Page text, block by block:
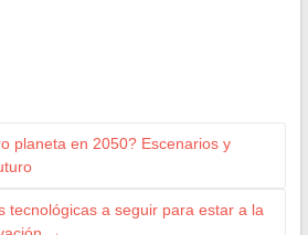
planeta en 2050? Escenarios y
tecnológicas a seguir para estar a la